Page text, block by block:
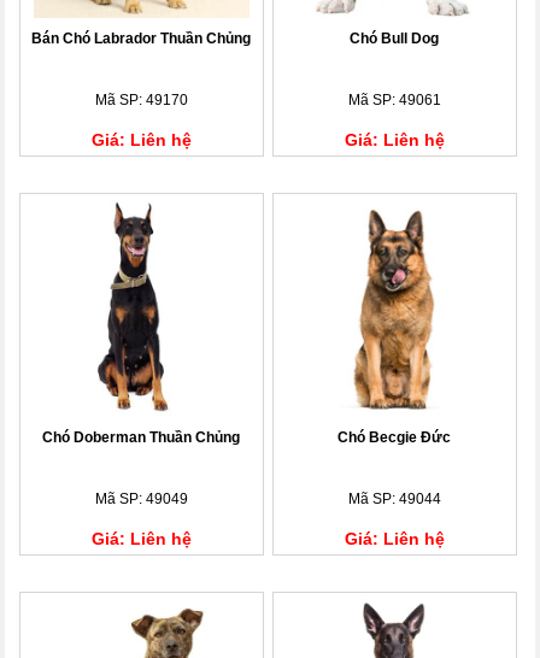
Bán Chó Labrador Thuần Chủng
Mã SP: 49170
Giá: Liên hệ
Chó Bull Dog
Mã SP: 49061
Giá: Liên hệ
Chó Doberman Thuần Chủng
Mã SP: 49049
Giá: Liên hệ
Chó Becgie Đức
Mã SP: 49044
Giá: Liên hệ